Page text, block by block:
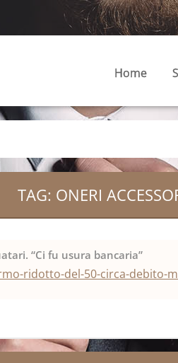
Home
TAG: ONERI
“Ci fu usura bancaria”
ridotto-del-50-circa-debito-